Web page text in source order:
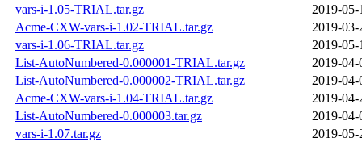
vars-i-1.05-TRIAL.tar.gz
2019-05-
Acme-CXW-vars-i-1.02-TRIAL.tar.gz
2019-03-
vars-i-1.06-TRIAL.tar.gz
2019-05-
List-AutoNumbered-0.000001-TRIAL.tar.gz
2019-04-
List-AutoNumbered-0.000002-TRIAL.tar.gz
2019-04-
Acme-CXW-vars-i-1.04-TRIAL.tar.gz
2019-04-
List-AutoNumbered-0.000003.tar.gz
2019-04-
vars-i-1.07.tar.gz
2019-05-